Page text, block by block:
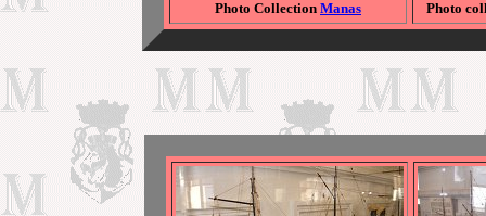
Photo Collection Manas Photo